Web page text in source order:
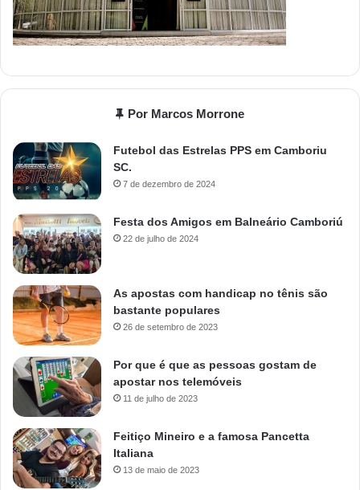
Por Marcos Morrone
Futebol das Estrelas PPS em Camboriu
SC.
7 de dezembro de 2024
Festa dos Amigos em Balneário Camboriú
22 de julho de 2024
As apostas com handicap no tênis são
bastante populares
26 de setembro de 2023
Por que é que as pessoas gostam de
apostar nos telemóveis
11 de julho de 2023
Feitiço Mineiro e a famosa Pancetta
Italiana
13 de maio de 2023